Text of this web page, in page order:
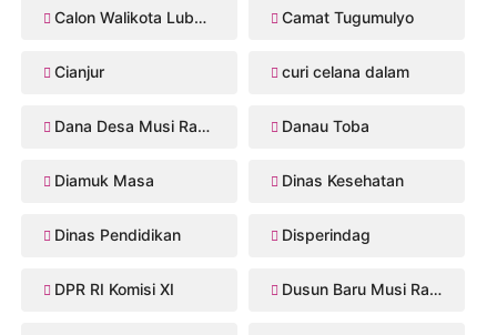
Calon Walikota Lubuklinggau Camat Tugumulyo
Cianjur curi celana dalam
Dana Desa Musi Rawas Danau Toba
Diamuk Masa Dinas Kesehatan
Dinas Pendidikan Disperindag
DPR RI Komisi XI Dusun Baru Musi Rawas